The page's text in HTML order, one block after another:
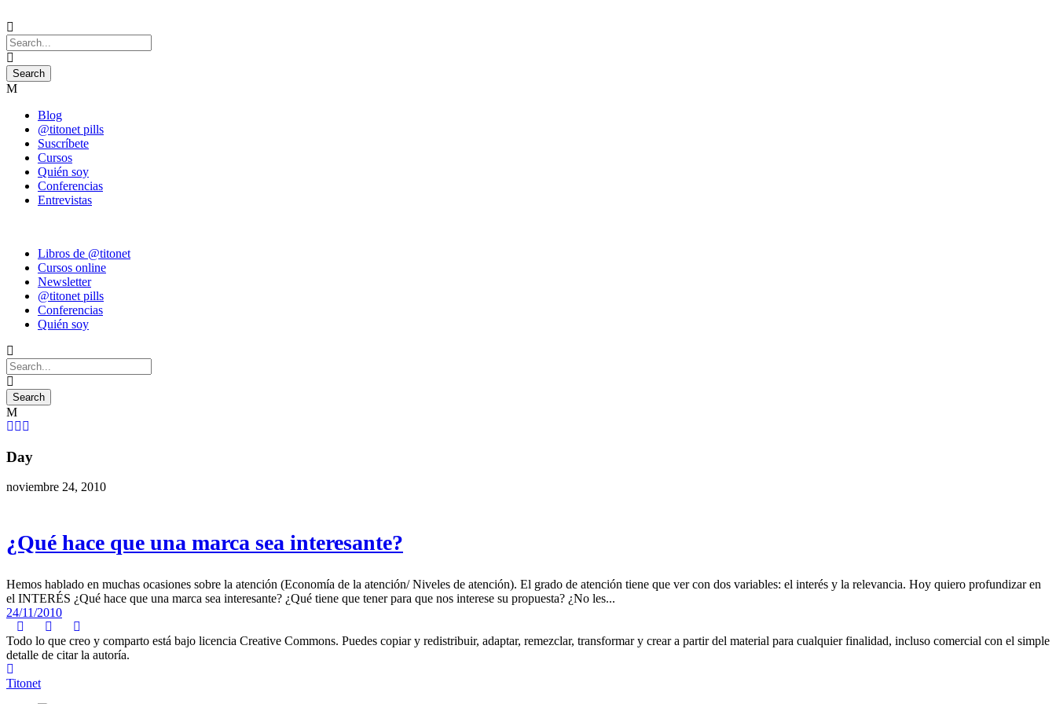
Blog
@titonet pills
Suscríbete
Cursos
Quién soy
Conferencias
Entrevistas
Libros de @titonet
Cursos online
Newsletter
@titonet pills
Conferencias
Quién soy
Day
noviembre 24, 2010
¿Qué hace que una marca sea interesante?
Hemos hablado en muchas ocasiones sobre la atención (Economía de la atención/ Niveles de atención). El grado de atención tiene que ver con dos variables: el interés y la relevancia. Hoy quiero profundizar en
el INTERÉS ¿Qué hace que una marca sea interesante? ¿Qué tiene que tener para que nos interese su propuesta? ¿No les...
24/11/2010
Todo lo que creo y comparto está bajo licencia Creative Commons. Puedes copiar y redistribuir, adaptar, remezclar, transformar y crear a partir del material para cualquier finalidad, incluso comercial con el simple
detalle de citar la autoría.
Titonet